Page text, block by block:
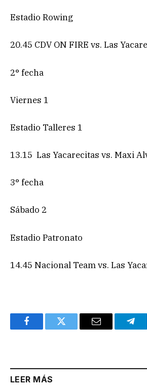
Estadio Rowing
20.45 CDV ON FIRE vs. Las
2° fecha
Viernes 1
Estadio Talleres 1
13.15 Las Yacarecitas vs. Maxi
3° fecha
Sábado 2
Estadio Patronato
14.45 Nacional Team vs. Las
FacebookTwitter Email
LEER MÁS